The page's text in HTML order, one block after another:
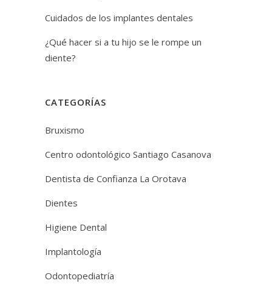
Cuidados de los implantes dentales
¿Qué hacer si a tu hijo se le rompe un
diente?
CATEGORÍAS
Bruxismo
Centro odontológico Santiago Casanova
Dentista de Confianza La Orotava
Dientes
Higiene Dental
Implantología
Odontopediatría